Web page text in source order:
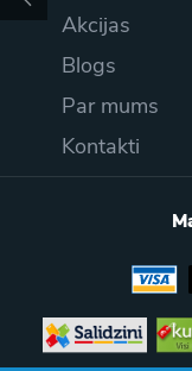
Akcijas
Blogs
Par mums
Kontakti